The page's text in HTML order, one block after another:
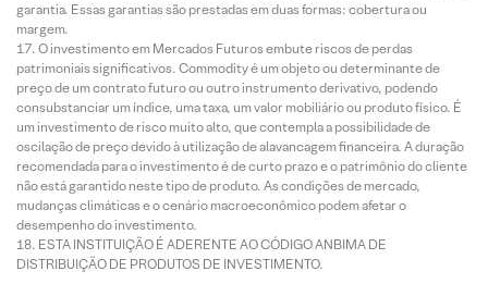
garantia. Essas garantias são prestadas em duas formas: cobertura ou
margem.
O investimento em Mercados Futuros embute riscos de perdas
patrimoniais significativos. Commodity é um objeto ou determinante de
preço de um contrato futuro ou outro instrumento derivativo, podendo
consubstanciar um índice, uma taxa, um valor mobiliário ou produto físico. É
um investimento de risco muito alto, que contempla a possibilidade de
oscilação de preço devido à utilização de alavancagem financeira. A duração
recomendada para o investimento é de curto prazo e o patrimônio do cliente
não está garantido neste tipo de produto. As condições de mercado,
mudanças climáticas e o cenário macroeconômico podem afetar o
desempenho do investimento.
ESTA INSTITUIÇÃO É ADERENTE AO CÓDIGO ANBIMA DE
DISTRIBUIÇÃO DE PRODUTOS DE INVESTIMENTO.